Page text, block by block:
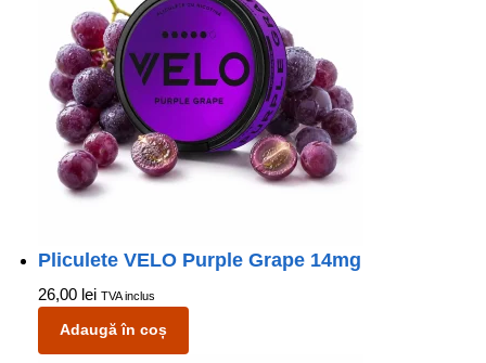
Pliculete VELO Purple Grape 14mg
26,00 lei TVA inclus
Adaugă în coș